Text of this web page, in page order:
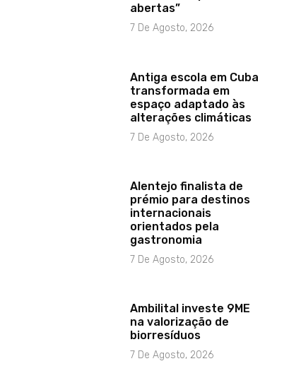
abertas”
7 De Agosto, 2026
Antiga escola em Cuba
transformada em
espaço adaptado às
alterações climáticas
7 De Agosto, 2026
Alentejo finalista de
prémio para destinos
internacionais
orientados pela
gastronomia
7 De Agosto, 2026
Ambilital investe 9ME
na valorização de
biorresíduos
7 De Agosto, 2026